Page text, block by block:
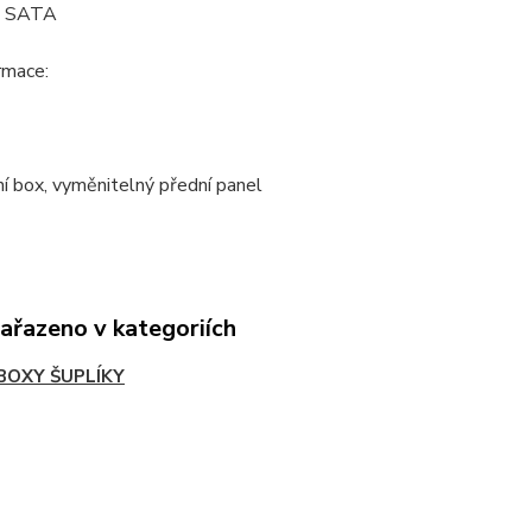
SATA
box, vyměnitelný přední panel
v kategoriích
ŠUPLÍKY